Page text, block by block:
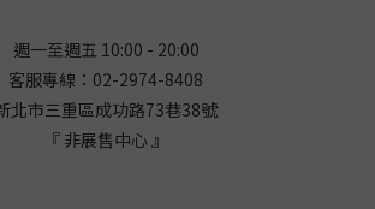
週一至週五 10:00 - 20:00
客服專線：02-2974-8408
北市三重區成功路73巷38號
『 非展售中心 』